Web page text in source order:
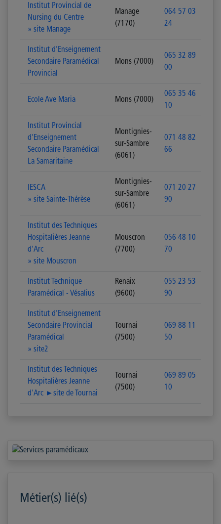
Institut Provincial de
Nursing du Centre
» site Manage
Manage
(7170)
064 57 03
24
Institut d'Enseignement
Secondaire Paramédical
Provincial
Mons (7000)
065 32 89
00
Ecole Ave Maria Mons (7000)
065 35 46
10
Institut Provincial
d'Enseignement
Secondaire Paramédical
La Samaritaine
Montignies-
sur-Sambre
(6061)
071 48 82
66
IESCA
» site Sainte-Thérèse
Montignies-
sur-Sambre
(6061)
071 20 27
90
Institut des Techniques
Hospitalières Jeanne
d'Arc
» site Mouscron
Mouscron
(7700)
056 48 10
70
Institut Technique
Paramédical - Vésalius
Renaix
(9600)
055 23 53
90
Institut d'Enseignement
Secondaire Provincial
Paramédical
» site2
Tournai
(7500)
069 88 11
50
Institut des Techniques
Hospitalières Jeanne
d'Arc ►site de Tournai
Tournai
(7500)
069 89 05
10
Métier(s) lié(s)